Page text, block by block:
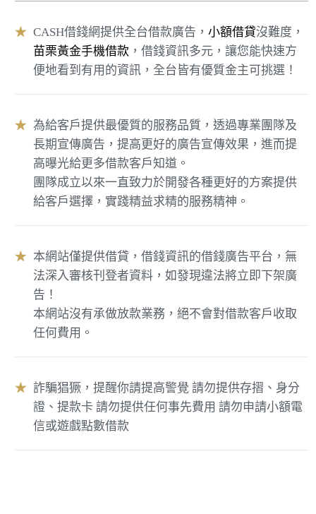
★ CASH借錢網提供全台借款廣告，小額借貸沒難度，
苗栗黃金手機借款 ，借錢資訊多元，讓您能快速方
便地看到有用的資訊，全台皆有優質金主可挑選！
★
為給客戶提供最優質的服務品質，透過專業團隊及
長期宣傳廣告，提高更好的廣告宣傳效果，進而提
高曝光給更多借款客戶知道。
團隊成立以來一直致力於開發各種更好的方案提供
給客戶選擇，實踐精益求精的服務精神。
★
本網站僅提供借貸，借錢資訊的借錢廣告平台，無
法深入審核刊登者資料，如發現違法將立即下架廣
告！
本網站沒有承做放款業務，絕不會對借款客戶收取
任何費用。
★
詐騙猖獗，提醒你請提高警覺 請勿提供存摺、身分
證、提款卡 請勿提供任何事先費用 請勿申請小額電
信或遊戲點數借款